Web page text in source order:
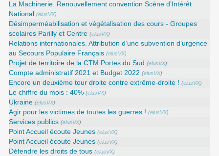
La Machinerie. Renouvellement convention Scène d’Intérêt
National
(elusVX)
Désimperméabilisation et végétalisation des cours - Groupes
scolaires Parilly et Centre (elusVX)
Relations internationales. Attribution d’une subvention d’urgence
au Secours Populaire Français (elusVX)
Projet de territoire de la CTM Portes du Sud (elusVX)
Compte administratif 2021 et Budget 2022 (elusVX)
Encore un deuxième tour droite contre extrême-droite ! (elusVX)
Le chiffre du mois : 40% (elusVX)
Ukraine (elusVX)
Agir pour les victimes de toutes les guerres ! (elusVX)
Services publics (elusVX)
Point Accueil écoute Jeunes (elusVX)
Point Accueil écoute Jeunes (elusVX)
Défendre les droits de tous (elusVX)